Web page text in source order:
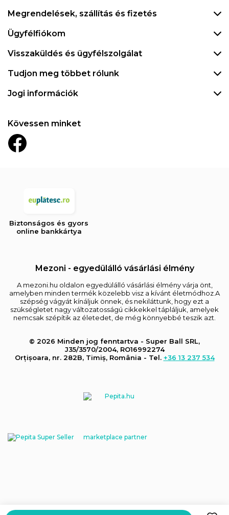
Megrendelések, szállítás és fizetés
Ügyfélfiókom
Visszaküldés és ügyfélszolgálat
Tudjon meg többet rólunk
Jogi információk
Kövessen minket
Biztonságos és gyors
online bankkártya
Mezoni - egyedülálló vásárlási élmény
A mezoni.hu oldalon egyedülálló vásárlási élmény várja önt,
amelyben minden termék közelebb visz a kívánt életmódhoz.A
szépség vágyát kínáljuk önnek, és nekiláttunk, hogy ezt a
szükségletet nagy változatosságú cikkekkel tápláljuk, amelyek
nemcsak szépítik az életedet, de még könnyebbé teszik azt.
© 2026 Minden jog fenntartva - Super Ball SRL,
J35/3570/2004, RO16992274
Orțișoara, nr. 282B, Timiș, România - Tel. +36 13 237 534
marketplace partner